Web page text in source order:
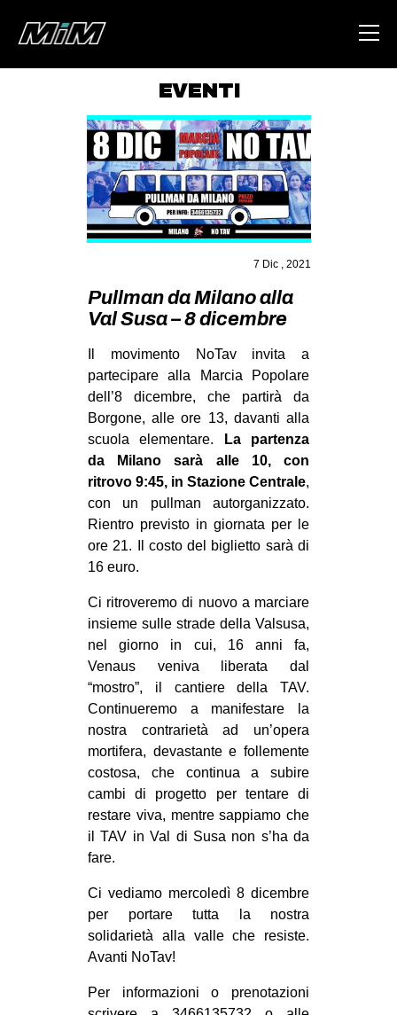
ABOUT
AREA
DEGENERAZIONE
MSM
ZAM
MILANO
MOBILITAZIONI
SPAZI
SPORT POPOLARE
MOVIMENTI
ANTIFASCISMO
DIRITTO ALL’ABITARE
GENERI
MIGRAZIONI
PRECARIATO
REPRESSIONE
STUDENTI
CULTURE
ARTE
MANIFESTI
MUSICA
RECENSIONI
INTERNAZIONALE
EVENTI
7 Dic , 2021
Pullman da Milano alla
Val Susa – 8 dicembre
Il movimento NoTav invita a
partecipare alla Marcia Popolare
dell’8 dicembre, che partirà da
Borgone, alle ore 13, davanti alla
scuola elementare.
La partenza
da Milano sarà alle 10, con
ritrovo 9:45, in Stazione Centrale,
con un pullman autorganizzato.
Rientro previsto in giornata per le
ore 21. Il costo del biglietto sarà di
16 euro.
Ci ritroveremo di nuovo a marciare
insieme sulle strade della Valsusa,
nel giorno in cui, 16 anni fa,
Venaus veniva liberata dal
“mostro”, il cantiere della TAV.
Continueremo a manifestare la
nostra contrarietà ad un’opera
mortifera, devastante e follemente
costosa, che continua a subire
cambi di progetto per tentare di
restare viva, mentre sappiamo che
il TAV in Val di Susa non s’ha da
fare.
Ci vediamo mercoledì 8 dicembre
per portare tutta la nostra
solidarietà alla valle che resiste.
Avanti NoTav!
Per informazioni o prenotazioni